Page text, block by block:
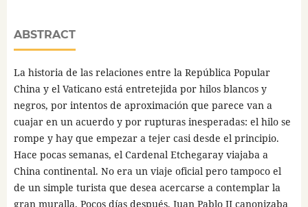
ABSTRACT
La historia de las relaciones entre la República Popular
China y el Vaticano está entretejida por hilos blancos y
negros, por intentos de aproximación que parece van a
cuajar en un acuerdo y por rupturas inesperadas: el hilo se
rompe y hay que empezar a tejer casi desde el principio.
Hace pocas semanas, el Cardenal Etchegaray viajaba a
China continental. No era un viaje oficial pero tampoco el
de un simple turista que desea acercarse a contemplar la
gran muralla. Pocos días después, Juan Pablo II canonizaba